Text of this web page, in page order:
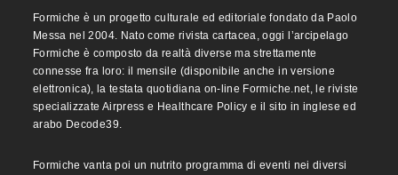
Formiche è un progetto culturale ed editoriale fondato da Paolo
Messa nel 2004. Nato come rivista cartacea, oggi l’arcipelago
Formiche è composto da realtà diverse ma strettamente
connesse fra loro: il mensile (disponibile anche in versione
elettronica), la testata quotidiana on-line Formiche.net, le riviste
specializzate Airpress e Healthcare Policy e il sito in inglese ed
arabo Decode39.
Formiche vanta poi un nutrito programma di eventi nei diversi